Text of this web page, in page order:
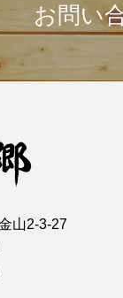
お問い
山2-3-27